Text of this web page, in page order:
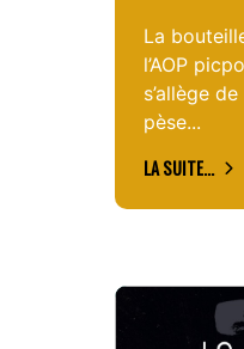
La
l’AOP
s’allège
pèse...
LA SUITE...